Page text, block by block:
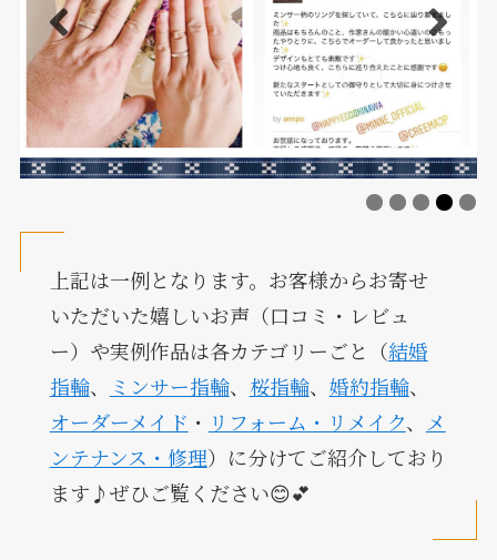
上記は一例となります。お客様からお寄せ
いただいた嬉しいお声（口コミ・レビュ
ー）や実例作品は各カテゴリーごと（結婚
指輪、 ミンサー指輪、 桜指輪、 婚約指輪、
オーダーメイド ・ リフォーム・リメイク、
メ
ンテナンス・修理）に分けてご紹介しており
ます♪ぜひご覧ください😊💕